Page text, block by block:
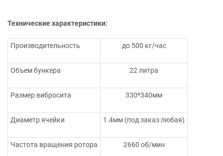
Технические характеристики:
Производительность до 500 кг/час
Объем бункера 22 литра
Размер вибросита 330*340мм
Диаметр ячейки 1.4мм (под заказ любая)
Частота вращения ротора 2660 об/мин